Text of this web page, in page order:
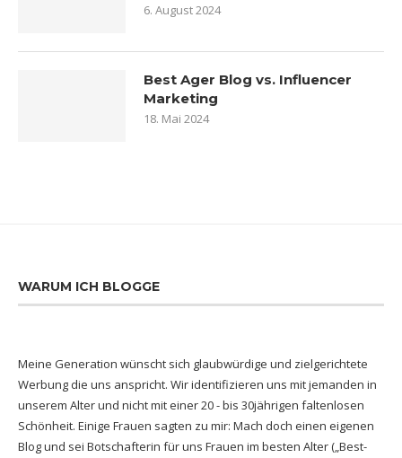
6. August 2024
Best Ager Blog vs. Influencer
Marketing
18. Mai 2024
WARUM ICH BLOGGE
Meine Generation wünscht sich glaubwürdige und zielgerichtete
Werbung die uns anspricht. Wir identifizieren uns mit jemanden in
unserem Alter und nicht mit einer 20 - bis 30jährigen faltenlosen
Schönheit. Einige Frauen sagten zu mir: Mach doch einen eigenen
Blog und sei Botschafterin für uns Frauen im besten Alter („Best-